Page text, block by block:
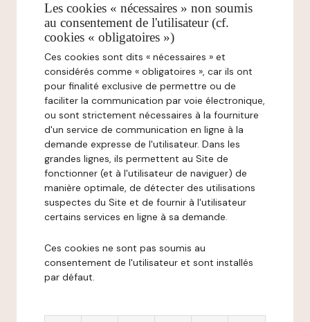
Les cookies « nécessaires » non soumis
au consentement de l'utilisateur (cf.
cookies « obligatoires »)
Ces cookies sont dits « nécessaires » et
considérés comme « obligatoires », car ils ont
pour finalité exclusive de permettre ou de
faciliter la communication par voie électronique,
ou sont strictement nécessaires à la fourniture
d'un service de communication en ligne à la
demande expresse de l'utilisateur. Dans les
grandes lignes, ils permettent au Site de
fonctionner (et à l'utilisateur de naviguer) de
manière optimale, de détecter des utilisations
suspectes du Site et de fournir à l'utilisateur
certains services en ligne à sa demande.
Ces cookies ne sont pas soumis au
consentement de l'utilisateur et sont installés
par défaut.